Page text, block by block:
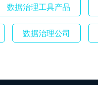
数据治理工具产品
数据治理公司